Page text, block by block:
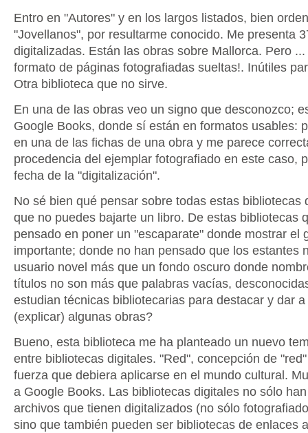
Entro en "Autores" y en los largos listados, bien
"Jovellanos", por resultarme conocido. Me presenta
digitalizadas. Están las obras sobre Mallorca. Pero ...
formato de páginas fotografiadas sueltas!. Inútiles
Otra biblioteca que no sirve.
En una de las obras veo un signo que desconozco;
Google Books, donde sí están en formatos usables:
en una de las fichas de una obra y me parece
procedencia del ejemplar fotografiado en este caso,
fecha de la "digitalización".
No sé bien qué pensar sobre todas estas bibliotecas
que no puedes bajarte un libro. De estas bibliotecas
pensado en poner un "escaparate" donde mostrar el
importante; donde no han pensado que los estantes
usuario novel más que un fondo oscuro donde
títulos no son más que palabras vacías,
estudian técnicas bibliotecarias para destacar y dar
(explicar) algunas obras?
Bueno, esta biblioteca me ha planteado un nuevo
entre bibliotecas digitales. "Red", concepción de
fuerza que debiera aplicarse en el mundo cultural.
a Google Books. Las bibliotecas digitales no sólo
archivos que tienen digitalizados (no sólo
sino que también pueden ser bibliotecas de enlaces